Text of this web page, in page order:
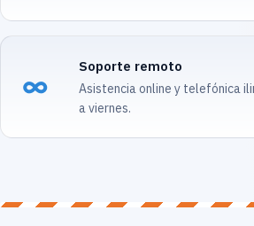
∞
Soporte remoto
Asistencia online y telefónica
a viernes.